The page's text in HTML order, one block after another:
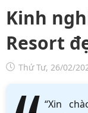
Kinh
Resort
Thứ Tư, 26/02/
“Xin